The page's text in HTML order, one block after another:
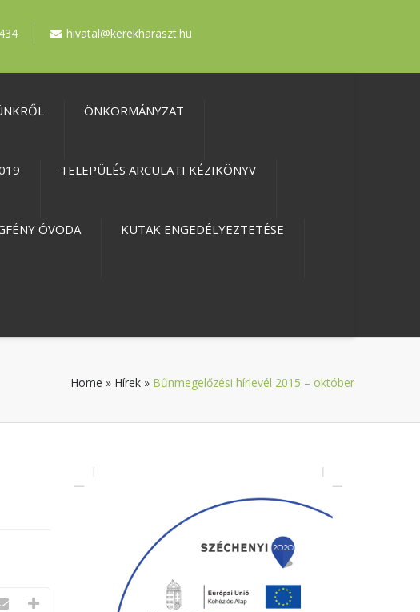
hivatal@kerekharaszt.hu
ÖNKORMÁNYZAT
TELEPÜLÉS ARCULATI KÉZIKÖNYV
ÓVODA KUTAK ENGEDÉLYEZTETÉSE
Home » Hírek » Bűnmegelőzési hírlevél 2015 – október